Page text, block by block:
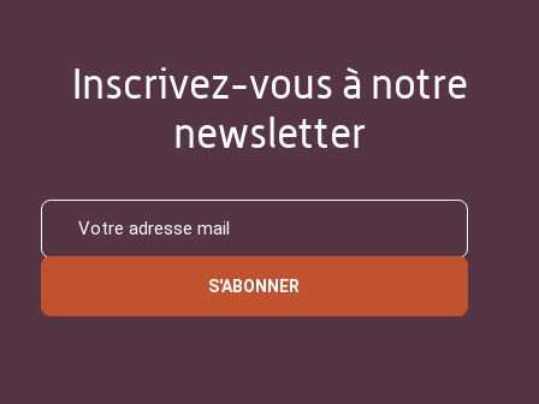
Inscrivez-vous à notre
newsletter
S'ABONNER